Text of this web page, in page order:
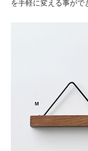
を手軽に変える事がで